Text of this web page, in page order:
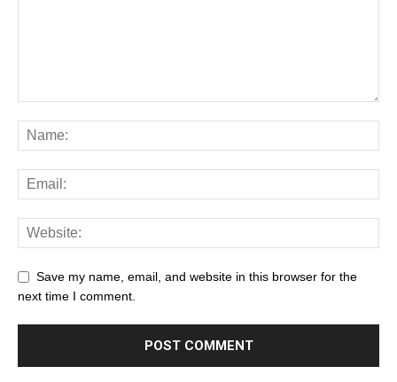
Save my name, email, and website in this browser for the
next time I comment.